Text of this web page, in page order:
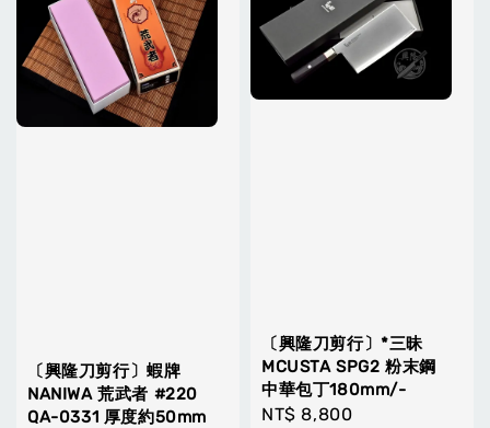
〔興隆刀剪行〕蝦牌
NANIWA 荒武者 #220
QA-0331 厚度約50mm
〔興隆刀剪行〕*三昧
MCUSTA SPG2 粉末鋼
中華包丁180mm/-
Regular
NT$ 8,800